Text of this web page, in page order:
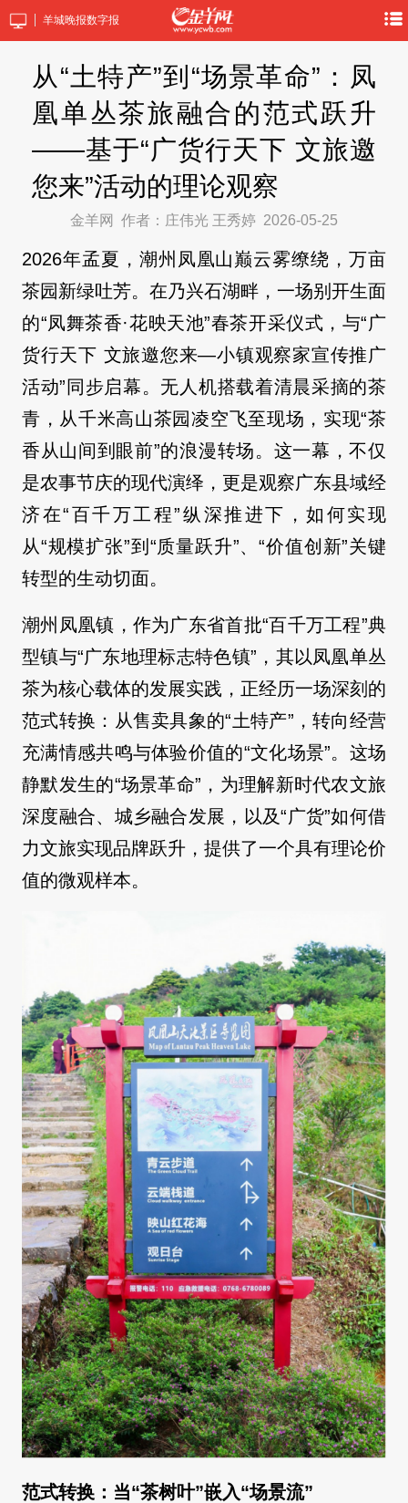
羊城晚报数字报
从“土特产”到“场景革命”：凤
凰单丛茶旅融合的范式跃升
——基于“广货行天下 文旅邀
您来”活动的理论观察
金羊网 作者：庄伟光 王秀婷 2026-05-25
2026年孟夏，潮州凤凰山巅云雾缭绕，万亩
茶园新绿吐芳。在乃兴石湖畔，一场别开生面
的“凤舞茶香·花映天池”春茶开采仪式，与“广
货行天下 文旅邀您来—小镇观察家宣传推广
活动”同步启幕。无人机搭载着清晨采摘的茶
青，从千米高山茶园凌空飞至现场，实现“茶
香从山间到眼前”的浪漫转场。这一幕，不仅
是农事节庆的现代演绎，更是观察广东县域经
济在“百千万工程”纵深推进下，如何实现
从“规模扩张”到“质量跃升”、“价值创新”关键
转型的生动切面。
潮州凤凰镇，作为广东省首批“百千万工程”典
型镇与“广东地理标志特色镇”，其以凤凰单丛
茶为核心载体的发展实践，正经历一场深刻的
范式转换：从售卖具象的“土特产”，转向经营
充满情感共鸣与体验价值的“文化场景”。这场
静默发生的“场景革命”，为理解新时代农文旅
深度融合、城乡融合发展，以及“广货”如何借
力文旅实现品牌跃升，提供了一个具有理论价
值的微观样本。
范式转换：当“茶树叶”嵌入“场景流”